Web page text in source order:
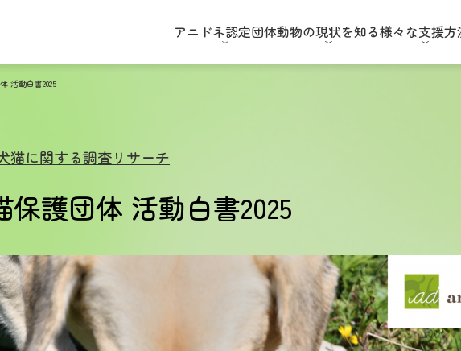
アニドネ認定団体動物の現状を知る様々な支援方
活動白書2025
猫に関する調査リサーチ
保護団体 活動白書2025